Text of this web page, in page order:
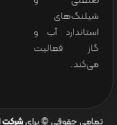
شیلنگ‌های
استاندارد آب و
گاز فعالیت
می‌کند.
تمامی حقوقی © برای شرکت